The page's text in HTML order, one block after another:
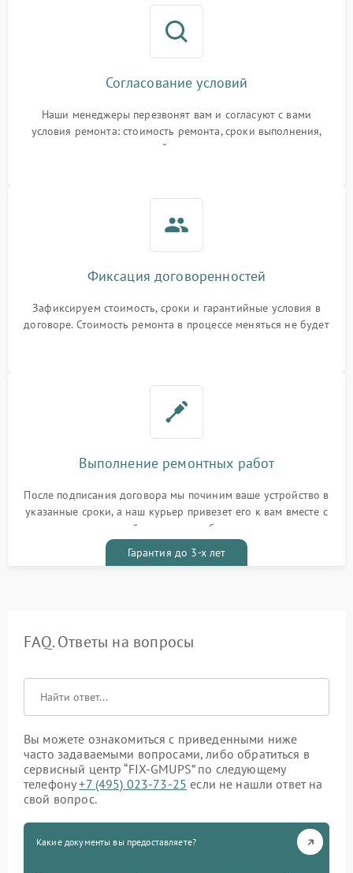
Согласование условий
Наши менеджеры перезвонят вам и согласуют с вами
условия ремонта: стоимость ремонта, сроки выполнения,
гарантийные условия
Фиксация договоренностей
Зафиксируем стоимость, сроки и гарантийные условия в
договоре. Стоимость ремонта в процессе меняться не будет
Выполнение ремонтных работ
После подписания договора мы починим ваше устройство в
указанные сроки, а наш курьер привезет его к вам вместе с
гарантийным талоном бесплатно
Гарантия до 3-х лет
FAQ. Ответы на вопросы
Вы можете ознакомиться с приведенными ниже
часто задаваемыми вопросами, либо обратиться в
сервисный центр “FIX-GMUPS” по следующему
телефону+7 (495) 023-73-25 если не нашли ответ на
свой вопрос.
Какие документы вы предоставляете?